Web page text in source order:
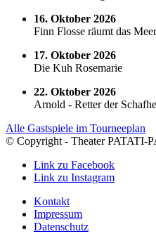
16. Oktober 2026
Finn Flosse räumt das
17. Oktober 2026
Die Kuh Rosemarie
22. Oktober 2026
Arnold - Retter der
Alle Gastspiele im Tourneeplan
© Copyright - Theater PATATI-
Link zu Facebook
Link zu Instagram
Kontakt
Impressum
Datenschutz